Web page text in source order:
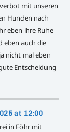
mit unseren
Hunden nach
eben ihre Ruhe
eben auch die
nicht mal eben
Entscheidung
at 12:00
in Föhr mit